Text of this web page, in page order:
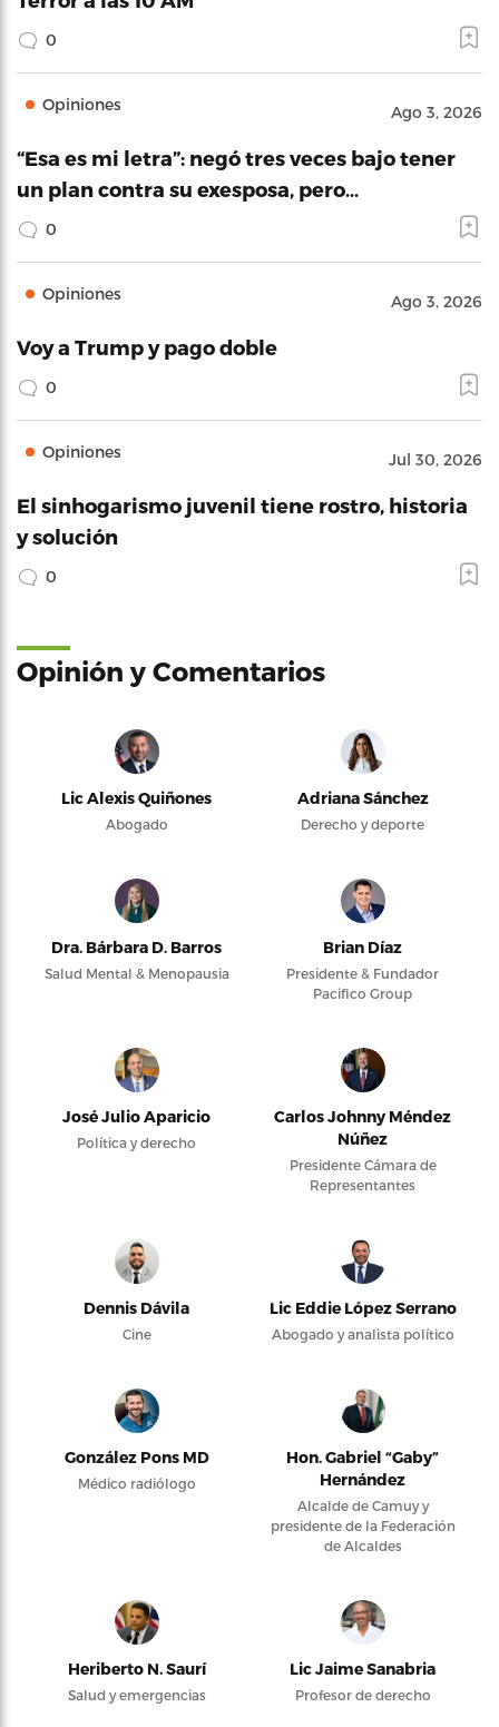
0
Opiniones Ago 3, 2026
“Esa es mi letra”: negó tres veces bajo tener
un plan contra su exesposa, pero…
0
Opiniones Ago 3, 2026
Voy a Trump y pago doble
0
Opiniones Jul 30, 2026
El sinhogarismo juvenil tiene rostro, historia
y solución
0
Opinión y Comentarios
Lic Alexis Quiñones
Abogado
Adriana Sánchez
Derecho y deporte
Dra. Bárbara D. Barros
Salud Mental & Menopausia
Brian Díaz
Presidente & Fundador
Pacifico Group
José Julio Aparicio
Política y derecho
Carlos Johnny Méndez
Núñez
Presidente Cámara de
Representantes
Dennis Dávila
Cine
Lic Eddie López Serrano
Abogado y analista político
González Pons MD
Médico radiólogo
Hon. Gabriel “Gaby”
Hernández
Alcalde de Camuy y
presidente de la Federación
de Alcaldes
Heriberto N. Saurí
Salud y emergencias
Lic Jaime Sanabria
Profesor de derecho